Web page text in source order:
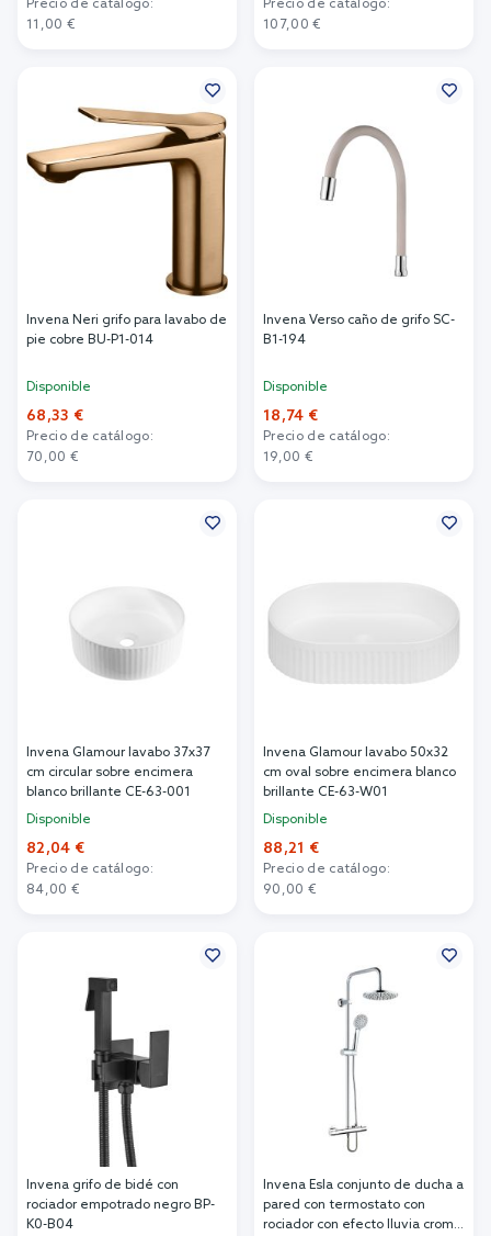
Precio de catálogo:
11,00 €
Precio de catálogo:
107,00 €
Invena Neri grifo para lavabo de
pie cobre BU-P1-014
Disponible
68,33 €
Precio de catálogo:
70,00 €
Invena Verso caño de grifo SC-
B1-194
Disponible
18,74 €
Precio de catálogo:
19,00 €
Invena Glamour lavabo 37x37
cm circular sobre encimera
blanco brillante CE-63-001
Disponible
82,04 €
Precio de catálogo:
84,00 €
Invena Glamour lavabo 50x32
cm oval sobre encimera blanco
brillante CE-63-W01
Disponible
88,21 €
Precio de catálogo:
90,00 €
Invena grifo de bidé con
rociador empotrado negro BP-
K0-B04
Invena Esla conjunto de ducha a
pared con termostato con
rociador con efecto lluvia cromo